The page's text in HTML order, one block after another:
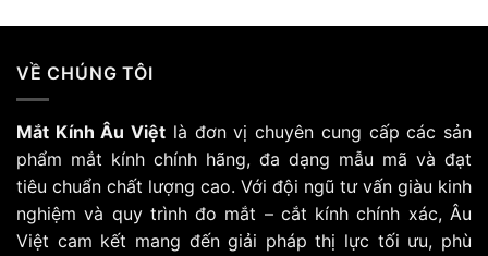
VỀ CHÚNG TÔI
Mắt Kính Âu Việt là đơn vị chuyên cung cấp các sản
phẩm mắt kính chính hãng, đa dạng mẫu mã và đạt
tiêu chuẩn chất lượng cao. Với đội ngũ tư vấn giàu kinh
nghiệm và quy trình đo mắt – cắt kính chính xác, Âu
Việt cam kết mang đến giải pháp thị lực tối ưu, phù